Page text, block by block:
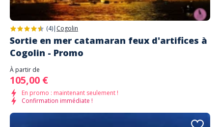
(4)| Cogolin
Sortie en mer catamaran feux d'artifices à
Cogolin - Promo
À partir de
105,00 €
En promo : maintenant seulement !
Confirmation immédiate !